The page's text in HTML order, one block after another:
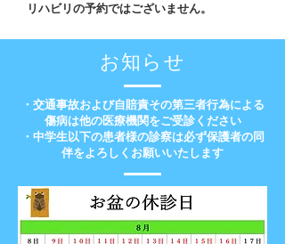
​リハビリの予約ではございません。
​お知らせ
​・交通事故および自賠責その第三者行為による
傷病は他の医療機関をご受診ください
・中学生以下の患者様の診察は必ず保護者の同
伴をよろしくお願いいたします